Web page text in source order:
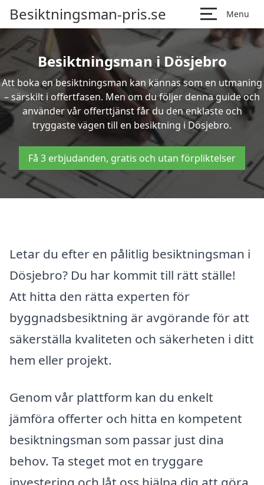
Besiktningsman-pris.se Menu
Besiktningsman i Dösjebro
Att boka en besiktningsman kan kännas som en utmaning
– särskilt i offertfasen. Men om du följer denna guide och
använder vår offerttjänst får du den enklaste och
tryggaste vägen till en besiktning i Dösjebro.
Få 3 erbjudanden, gratis och utan förpliktelser
Letar du efter en pålitlig besiktningsman i
Dösjebro? Du har kommit till rätt ställe!
Att hitta den rätta experten för
byggnadsbesiktning är avgörande för att
säkerställa kvaliteten och säkerheten i ditt
hem eller projekt.
Genom vår plattform kan du enkelt
jämföra offerter och hitta en kompetent
besiktningsman som passar just dina
behov. Ta steget mot en tryggare